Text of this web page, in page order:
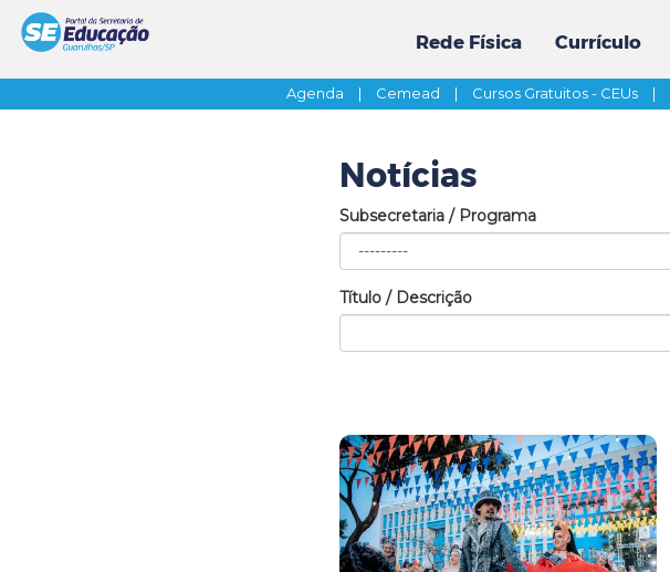
Rede Física Currículo
Agenda | Cemead | Cursos Gratuitos - CEUs |
Notícias
Subsecretaria / Programa
Título / Descrição